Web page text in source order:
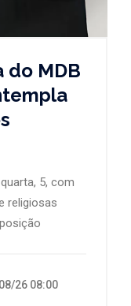
do MDB
5, com
religiosas
26 08:00